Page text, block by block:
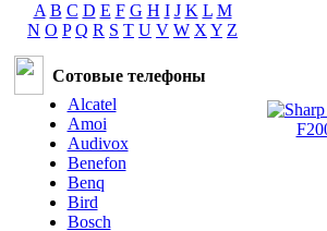
A B C D E F G H I J K L M
N O P Q R S T U V W X Y Z
Сотовые телефоны
Alcatel
Amoi
Audivox
Benefon
Benq
Bird
Bosch